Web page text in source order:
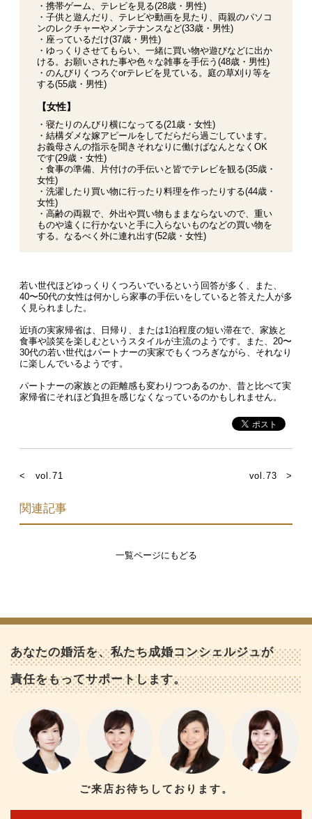
・携帯ゲーム、テレビを見る(28歳・男性)
・子供と遊んだり、テレビや動画を見たり、両親のパソコ
ンのレクチャーやメンテナンスなど(33歳・男性)
・座っているだけ(37歳・男性)
・ゆっくりさせてもらい、一緒に買い物や遊びなどに出か
ける。お願いされた事や色々な雑事を手伝う(48歳・男性)
・のんびりくつろぐorテレビを見ている。庭の草刈り等を
する(55歳・男性)
【女性】
・寝たりのんびり横になってる(21歳・女性)
・結構ダメな嫁アピールをしてだらだら過ごしています。
お義母さんの指示を聞きそれなりに働けばなんとなくOK
です(29歳・女性)
・食事の準備、片付けの手伝いと皆でテレビを観る(35歳・
女性)
・洗濯したり買い物に行ったり料理を作ったりする(44歳・
女性)
・高齢の両親で、外出や買い物もままならないので、重い
ものや遠くに行かないと手に入らないものなどの買い物を
する。なるべく外に連れ出す(52歳・女性)
若い世代ほどゆっくりくつろいでいるという回答が多く、また、
40〜50代の女性は何かしら家事の手伝いをしていると答えた人が多
く見られました。
近頃の実家帰省は、日帰り、または1泊程度の短い滞在で、家族と
食事や談笑を楽しむというスタイルが主流のようです。また、20〜
30代の若い世代はパートナーの実家でもくつろぎながら、それなり
に楽しんでいるようです。
パートナーの家族との距離感も変わりつつあるのか、昔と比べて実
家帰省にそれほど負担を感じなくなっているのかもしれません。
< vol.71 vol.73 >
関連記事
一覧ページにもどる
あなたの婚活を、私たち成婚コンシェルジュが
責任をもってサポートします。
ご来店お待ちしております。